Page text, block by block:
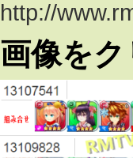
http://
画像を